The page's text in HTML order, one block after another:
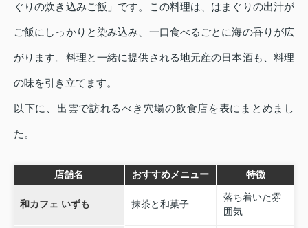
ぐりの炊き込みご飯」です。この料理は、はまぐりの出汁が
ご飯にしっかりと染み込み、一口食べるごとに海の香りが広
がります。料理と一緒に提供される地元産の日本酒も、料理
の味を引き立てます。
以下に、出雲で訪れるべき穴場の飲食店を表にまとめまし
た。
店舗名 おすすめメニュー 特徴
和カフェ いずも 抹茶と和菓子
落ち着いた雰
囲気